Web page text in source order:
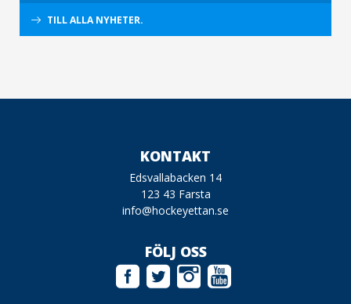
TILL ALLA NYHETER.
KONTAKT
Edsvallabacken 14
123 43 Farsta
info@hockeyettan.se
FÖLJ OSS